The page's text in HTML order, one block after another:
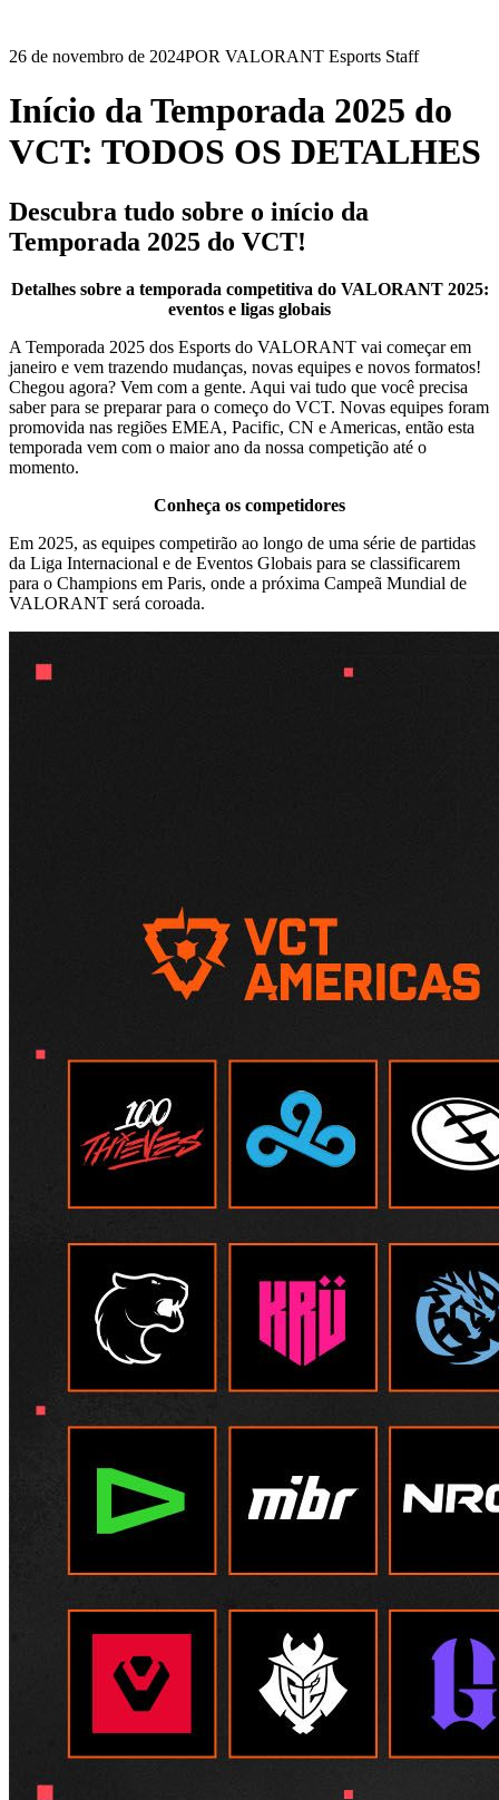
26 de novembro de 2024POR VALORANT Esports Staff
Início da Temporada 2025 do
VCT: TODOS OS DETALHES
Descubra tudo sobre o início da
Temporada 2025 do VCT!
Detalhes sobre a temporada competitiva do VALORANT 2025:
eventos e ligas globais
A Temporada 2025 dos Esports do VALORANT vai começar em
janeiro e vem trazendo mudanças, novas equipes e novos formatos!
Chegou agora? Vem com a gente. Aqui vai tudo que você precisa
saber para se preparar para o começo do VCT. Novas equipes foram
promovida nas regiões EMEA, Pacific, CN e Americas, então esta
temporada vem com o maior ano da nossa competição até o
momento.
Conheça os competidores
Em 2025, as equipes competirão ao longo de uma série de partidas
da Liga Internacional e de Eventos Globais para se classificarem
para o Champions em Paris, onde a próxima Campeã Mundial de
VALORANT será coroada.